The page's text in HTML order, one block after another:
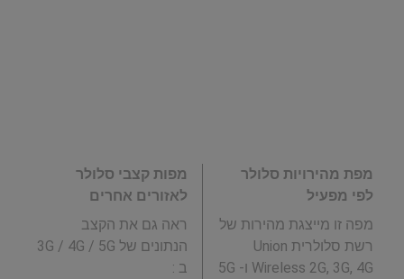
מפת מהירויות סלולר
לפי מפעיל
מפה זו מייצגת מהירות של
רשת סלולרית Union
Wireless 2G, 3G, 4G ו- 5G
מפות קצבי סלולר
לאזורים אחרים
ראה גם את הקצב
הנתונים של 3G / 4G / 5G
ב :